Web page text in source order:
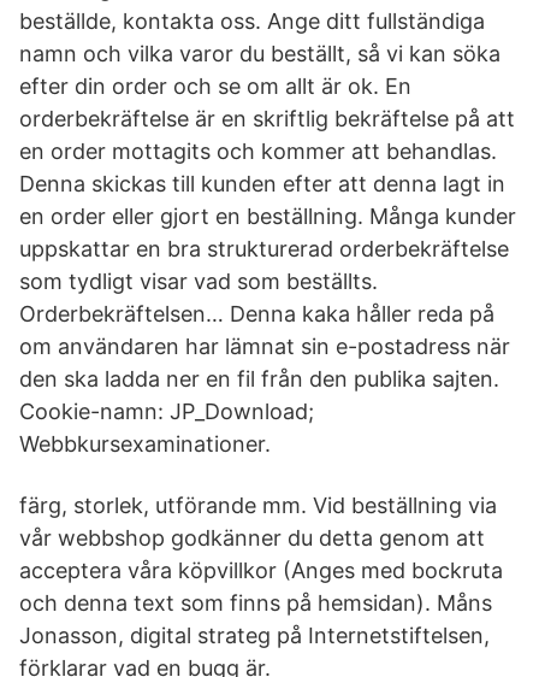
beställde, kontakta oss. Ange ditt fullständiga
namn och vilka varor du beställt, så vi kan söka
efter din order och se om allt är ok. En
orderbekräftelse är en skriftlig bekräftelse på att
en order mottagits och kommer att behandlas.
Denna skickas till kunden efter att denna lagt in
en order eller gjort en beställning. Många kunder
uppskattar en bra strukturerad orderbekräftelse
som tydligt visar vad som beställts.
Orderbekräftelsen… Denna kaka håller reda på
om användaren har lämnat sin e-postadress när
den ska ladda ner en fil från den publika sajten.
Cookie-namn: JP_Download;
Webbkursexaminationer.
färg, storlek, utförande mm. Vid beställning via
vår webbshop godkänner du detta genom att
acceptera våra köpvillkor (Anges med bockruta
och denna text som finns på hemsidan). Måns
Jonasson, digital strateg på Internetstiftelsen,
förklarar vad en bugg är.